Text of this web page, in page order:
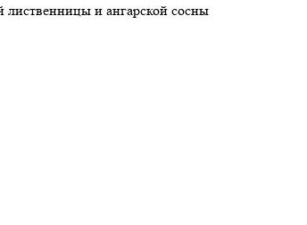
и ангарской сосны